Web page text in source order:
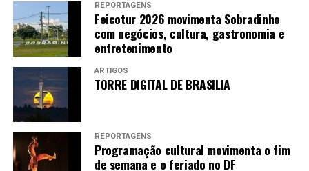
MULHERES PROTAGONISTAS –Organizada
por Edileuza Penha e Ceiça Ferreira, a
coletâneaCinema negro no feminino: afetos e
pertencimentos além das telasreúne pessoas
negras, em sua maioria, para destacar narrativas
e intersecções entre gênero, raça e os processos
do “fazer cinema”.
REPORTAGENS
Feicotur 2026 movimenta Sobradinho
com negócios, cultura, gastronomia e
entretenimento
ARTIGOS
TORRE DIGITAL DE BRASILIA
REPORTAGENS
Programação cultural movimenta o fim
de semana e o feriado no DF